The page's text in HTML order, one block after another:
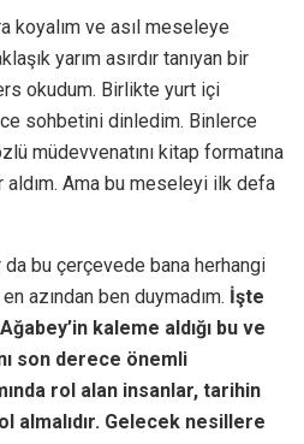
koyalım ve asıl meseleye
yarım asırdır tanıyan bir
okudum. Birlikte yurt içi
sohbetini dinledim. Binlerce
müdevvenatını kitap formatına
Ama bu meseleyi ilk defa
bu çerçevede bana herhangi
azından ben duymadım. İşte
kaleme aldığı bu ve
son derece önemli
rol alan insanlar, tarihin
almalıdır. Gelecek nesillere